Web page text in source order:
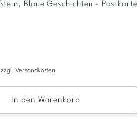
Catrin Welz-Stein, Blaue Geschichten - Postkarte
Versandkosten
In den Warenkorb